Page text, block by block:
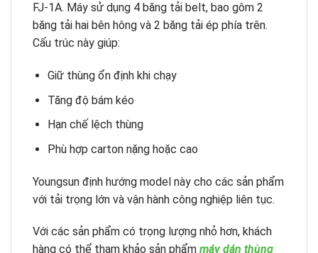
FJ-1A. Máy sử dụng 4 băng tải belt, bao gôm 2
băng tải hai bên hông và 2 băng tải ép phía trên.
Cấu trúc này giúp:
Giữ thùng ổn định khi chạy
Tăng độ bám kéo
Hạn chế lệch thùng
Phù hợp carton nặng hoặc cao
Youngsun định hướng model này cho các sản phẩm
với tải trọng lớn và vận hành công nghiệp liên tục.
Với các sản phẩm có trọng lượng nhỏ hơn, khách
hàng có thể tham khảo sản phẩm máy dán thùng